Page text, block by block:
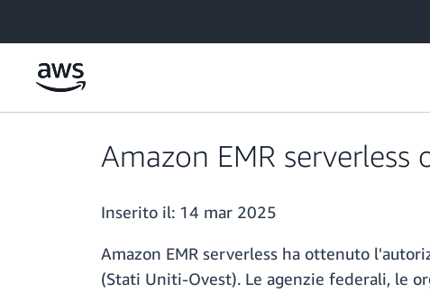
Amazon EMR
Inserito il: 14 mar 2025
Amazon EMR serverless ha ottenuto
(Stati Uniti-Ovest). Le agenzie federali, le